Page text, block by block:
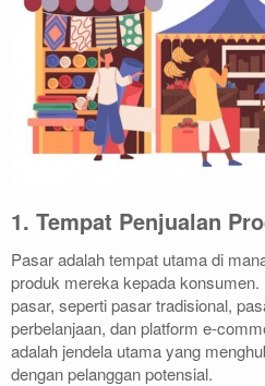
1. Tempat Penjualan
Pasar adalah tempat utama di
produk mereka kepada
pasar, seperti pasar tradisional,
perbelanjaan, dan platform e-
adalah jendela utama yang
dengan pelanggan potensial.